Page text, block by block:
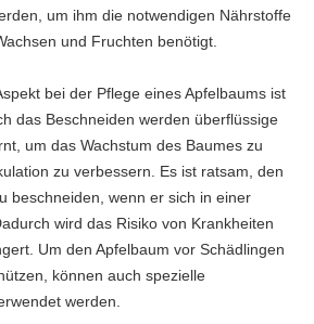
um ihm die notwendigen Nährstoffe
und Fruchten benötigt.
bei der Pflege eines Apfelbaums ist
das Beschneiden werden überflüssige
um das Wachstum des Baumes zu
zu verbessern. Es ist ratsam, den
beschneiden, wenn er sich in einer
wird das Risiko von Krankheiten
Um den Apfelbaum vor Schädlingen
können auch spezielle
werden.